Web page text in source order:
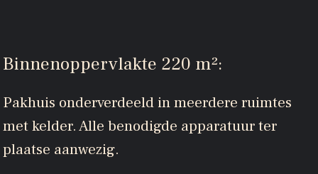
Binnenoppervlakte 220 m²:
Pakhuis onderverdeeld in meerdere ruimtes
met kelder. Alle benodigde apparatuur ter
plaatse aanwezig.